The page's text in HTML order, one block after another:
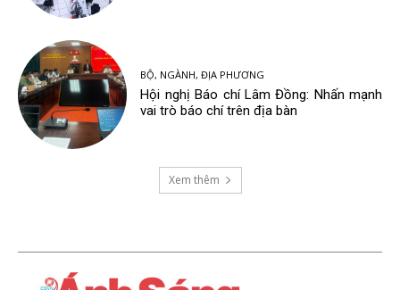
BỘ, NGÀNH, ĐỊA PHƯƠNG
Hội nghị Báo chí Lâm Đồng: Nhấn mạnh
vai trò báo chí trên địa bàn
Xem thêm